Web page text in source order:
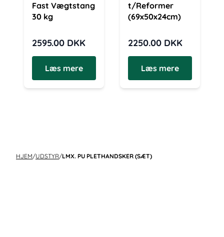
Fast Vægtstang
30 kg
2595.00 DKK
Læs mere
t/Reformer
(69x50x24cm)
2250.00 DKK
Læs mere
HJEM/UDSTYR/LMX. PU PLETHANDSKER (SÆT)